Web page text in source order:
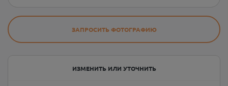
ЗАПРОСИТЬ ФОТОГРАФИЮ
ИЗМЕНИТЬ ИЛИ УТОЧНИТЬ